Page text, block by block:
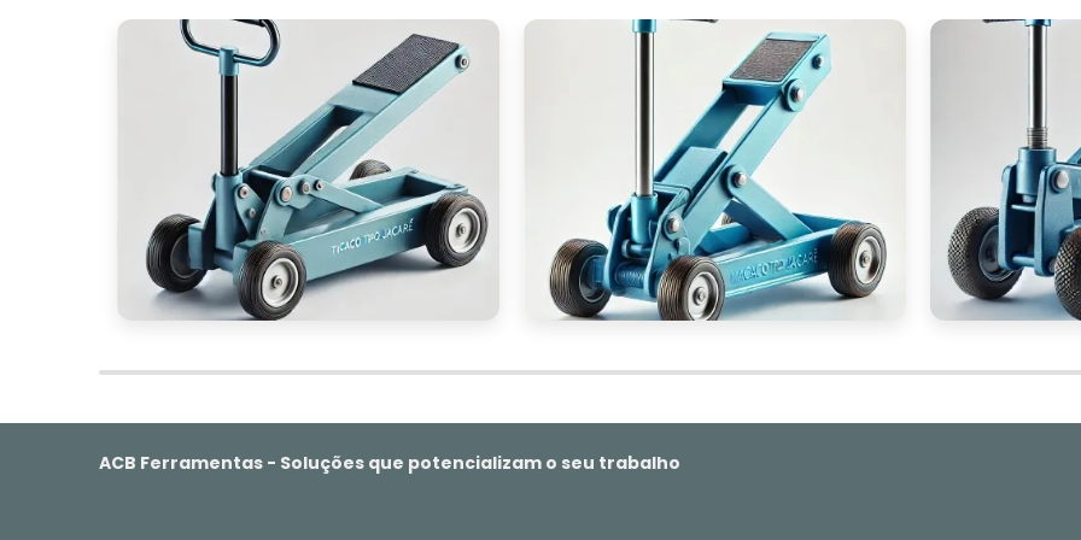
particularmente importante em ambientes industriais, onde a segurança dos operadores é uma
prioridade.
Outro aspecto a considerar é a
do equipamento. Escolha um macaco jacaré
hidráulico fabricado com materiais de alta qualidade, que seja capaz de resistir ao uso intenso
em ambientes desafiadores. Isso garantirá um excelente retorno sobre o investimento e reduzirá
a necessidade de substituições frequentes.
Por fim, avalie as
funcionalidades adicionaisque podem ser úteis para suas operações. Alguns
modelos vêm com válvulas de segurança integradas, que evitam sobrecargas e protegem
tanto o equipamento quanto os operadores. Outras funcionalidades, como alças ergonômicas
atende às suas necessidades, garantindo operações eficientes e seguras em seu ambiente
industrial ou comercial.
ACB Ferramentas - Soluções que potencializam o seu trabalho